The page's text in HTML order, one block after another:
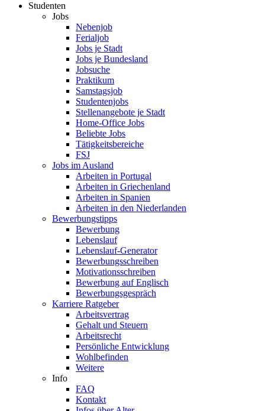
Studenten
Jobs
Nebenjob
Ferialjob
Jobs je Stadt
Jobs je Bundesland
Jobsuche
Praktikum
Samstagsjob
Studentenjobs
Stellenangebote je Stadt
Home-Office Jobs
Beliebte Jobs
Tätigkeitsbereiche
FSJ
Jobs im Ausland
Arbeiten in Portugal
Arbeiten in Griechenland
Arbeiten in Spanien
Arbeiten in den Niederlanden
Bewerbungstipps
Bewerbung
Lebenslauf
Lebenslauf-Generator
Bewerbungsschreiben
Motivationsschreiben
Bewerbung auf Englisch
Bewerbungsgespräch
Karriere Ratgeber
Arbeitsvertrag
Gehalt und Steuern
Arbeitsrecht
Persönliche Entwicklung
Wohlbefinden
Weitere
Info
FAQ
Kontakt